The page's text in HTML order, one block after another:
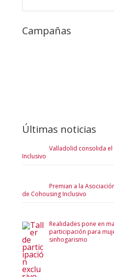
Campañas
Últimas noticias
Valladolid consolida
Inclusivo
Premian a la
de Cohousing Inclusivo
Realidades pone en
participación para
sinhogarismo